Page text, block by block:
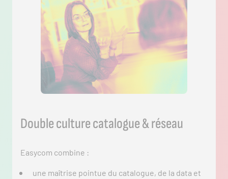
Double culture catalogue & réseau
Easycom combine :
une maîtrise pointue du catalogue, de la data et